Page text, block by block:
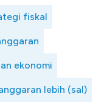
fiskal
ekonomi
lebih (sal)